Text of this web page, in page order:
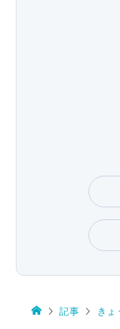
記事 きょ